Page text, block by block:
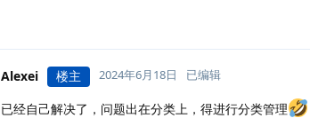
Alexei 楼主 2024年6月18日 已编辑
已经自己解决了，问题出在分类上，得进行分类管理